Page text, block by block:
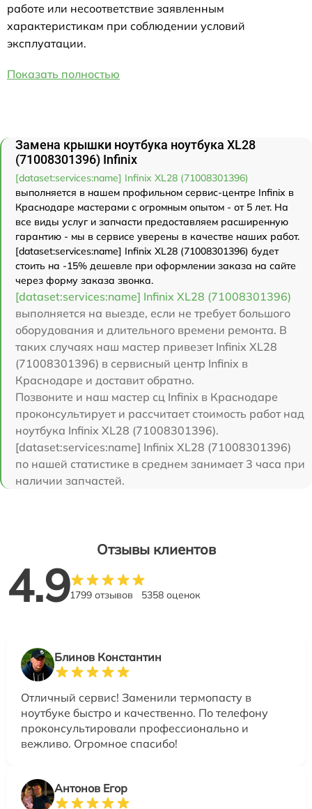
работе или несоответствие заявленным
характеристикам при соблюдении условий
эксплуатации.
Показать полностью
Замена крышки ноутбука ноутбука XL28
(71008301396) Infinix
[dataset:services:name] Infinix XL28 (71008301396)
выполняется в нашем профильном сервис-центре Infinix в
Краснодаре мастерами с огромным опытом - от 5 лет. На
все виды услуг и запчасти предоставляем расширенную
гарантию - мы в сервисе уверены в качестве наших работ.
[dataset:services:name] Infinix XL28 (71008301396) будет
стоить на -15% дешевле при оформлении заказа на сайте
через форму заказа звонка.
[dataset:services:name] Infinix XL28 (71008301396)
выполняется на выезде, если не требует большого
оборудования и длительного времени ремонта. В
таких случаях наш мастер привезет Infinix XL28
(71008301396) в сервисный центр Infinix в
Краснодаре и доставит обратно.
Позвоните и наш мастер сц Infinix в Краснодаре
проконсультирует и рассчитает стоимость работ над
ноутбука Infinix XL28 (71008301396).
[dataset:services:name] Infinix XL28 (71008301396)
по нашей статистике в среднем занимает 3 часа при
наличии запчастей.
Отзывы клиентов
4.91799 отзывов 5358 оценок
Блинов Константин
Отличный сервис! Заменили термопасту в
ноутбуке быстро и качественно. По телефону
проконсультировали профессионально и
вежливо. Огромное спасибо!
Антонов Егор